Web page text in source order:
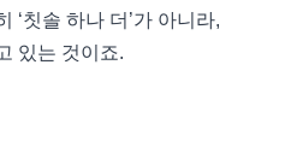
‘칫솔 하나 더’가 아니라,
있는 것이죠.